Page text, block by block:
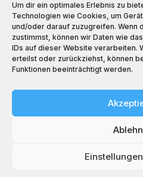
Um dir ein optimales Erlebnis zu
Technologien wie Cookies, um
und/oder darauf zuzugreifen. Wenn
zustimmst, können wir Daten wie
IDs auf dieser Website verarbeiten.
erteilst oder zurückziehst, können
Funktionen beeinträchtigt werden.
Die Frage des
Anwesenden
nach den
Branche. Die
ganz klar: „In der
das nicht. Ich
Bereich noch nie
weil ich als Frau
leite! Ich habe es
aber auch nicht
Für sie selber steht